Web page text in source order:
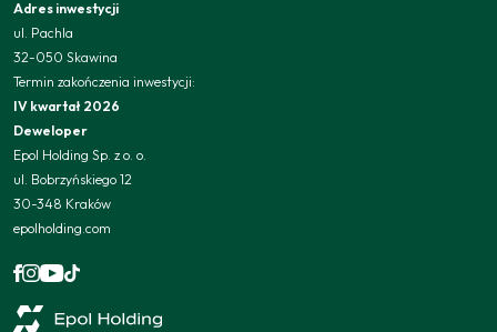
Adres inwestycji
ul. Pachla
32-050 Skawina
Termin zakończenia inwestycji:
IV kwartał 2026
Deweloper
Epol Holding Sp. z o. o.
ul. Bobrzyńskiego 12
30-348 Kraków
epolholding.com